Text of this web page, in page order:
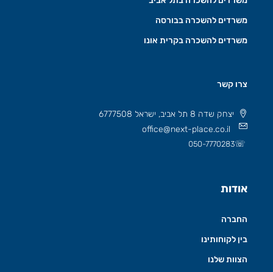
משרדים להשכרה בבורסה
משרדים להשכרה בקרית אונו
צרו קשר
יצחק שדה 8 תל אביב, ישראל 6777508
office@next-place.co.il
☏
050-7770283
אודות
החברה
בין לקוחותינו
הצוות שלנו